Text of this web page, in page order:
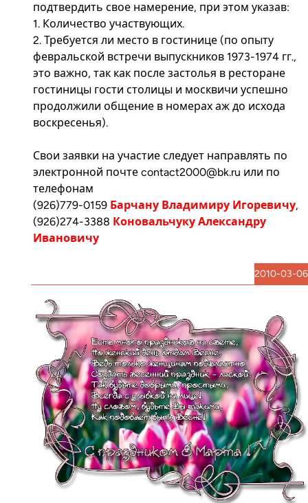
подтвердить свое намерение, при этом указав:
1. Количество участвующих.
2. Требуется ли место в гостинице (по опыту
февральской встречи выпускников 1973-1974 гг.,
это важно, так как после застолья в ресторане
гостиницы гости столицы и москвичи успешно
продолжили общение в номерах аж до исхода
воскресенья).
Свои заявки на участие следует направлять по
электронной почте contact2000@bk.ru или по
телефонам
(926)779-0159 Барчану Владимиру Игоревичу,
(926)274-3388 Коновальчуку Александру
Ивановичу
2010-03-06